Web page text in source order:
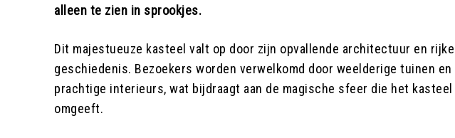
alleen te zien in sprookjes.
Dit majestueuze kasteel valt op door zijn opvallende architectuur en rijke
geschiedenis. Bezoekers worden verwelkomd door weelderige tuinen en
prachtige interieurs, wat bijdraagt aan de magische sfeer die het kasteel
omgeeft.